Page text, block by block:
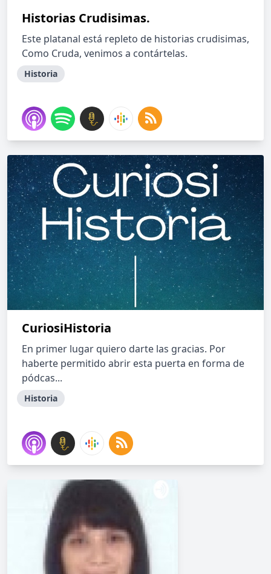
Historias Crudisimas.
Este platanal está repleto de historias crudisimas,
Como Cruda, venimos a contártelas.
Historia
CuriosiHistoria
En primer lugar quiero darte las gracias. Por
haberte permitido abrir esta puerta en forma de
pódcas...
Historia